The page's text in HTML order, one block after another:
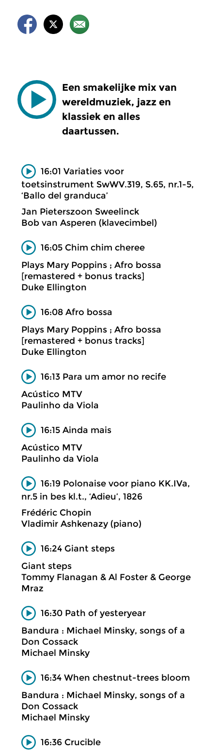
Een smakelijke mix van
wereldmuziek, jazz en
klassiek en alles
daartussen.
16:01 Variaties voor
toetsinstrument SwWV.319, S.65, nr.1-5,
‘Ballo del granduca’
Jan Pieterszoon Sweelinck
Bob van Asperen (klavecimbel)
16:05 Chim chim cheree
Plays Mary Poppins ; Afro bossa
[remastered + bonus tracks]
Duke Ellington
16:08 Afro bossa
Plays Mary Poppins ; Afro bossa
[remastered + bonus tracks]
Duke Ellington
16:13 Para um amor no recife
Acústico MTV
Paulinho da Viola
16:15 Ainda mais
Acústico MTV
Paulinho da Viola
16:19 Polonaise voor piano KK.IVa,
nr.5 in bes kl.t., ‘Adieu’, 1826
Frédéric Chopin
Vladimir Ashkenazy (piano)
16:24 Giant steps
Giant steps
Tommy Flanagan & Al Foster & George
Mraz
16:30 Path of yesteryear
Bandura : Michael Minsky, songs of a
Don Cossack
Michael Minsky
16:34 When chestnut-trees bloom
Bandura : Michael Minsky, songs of a
Don Cossack
Michael Minsky
16:36 Crucible